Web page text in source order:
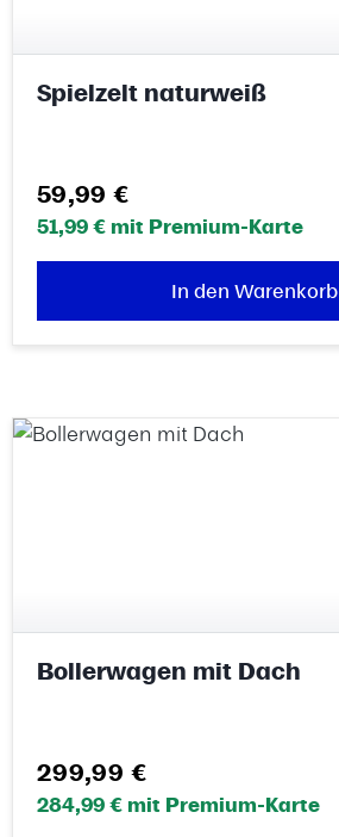
Spielzelt naturweiß
Regulärer Preis:
59,99 €
51,99 € mit Premium-Karte
In den Warenkorb
Bollerwagen mit Dach
Regulärer Preis:
299,99 €
284,99 € mit Premium-Karte